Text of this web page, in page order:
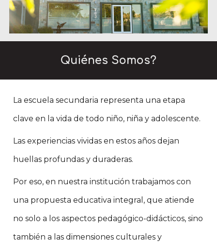
Quiénes Somos?
La escuela secundaria representa una etapa
clave en la vida de todo niño, niña y adolescente.
Las experiencias vividas en estos años dejan
huellas profundas y duraderas.
Por eso, en nuestra institución trabajamos con
una propuesta educativa integral, que atiende
no solo a los aspectos pedagógico-didácticos, sino
también a las dimensiones culturales y